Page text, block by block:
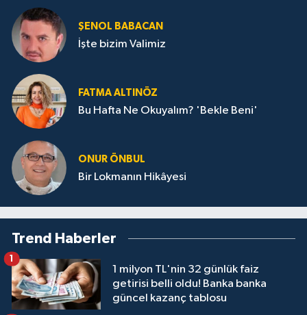
ŞENOL BABACAN
İşte bizim Valimiz
FATMA ALTINÖZ
Bu Hafta Ne Okuyalım? 'Bekle Beni'
ONUR ÖNBUL
Bir Lokmanın Hikâyesi
Trend Haberler
1 milyon TL'nin 32 günlük faiz
getirisi belli oldu! Banka banka
güncel kazanç tablosu
1